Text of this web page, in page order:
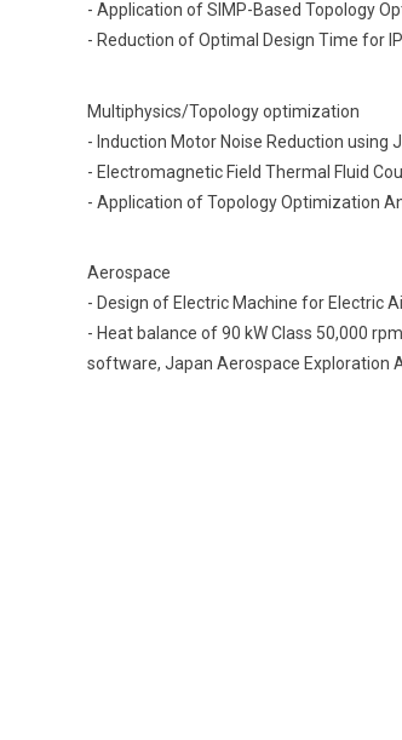
- Application of SIMP-Based Topology
- Reduction of Optimal Design Time for
Multiphysics/Topology optimization
- Induction Motor Noise Reduction using
- Electromagnetic Field Thermal Fluid
- Application of Topology Optimization
Aerospace
- Design of Electric Machine for Electric
- Heat balance of 90 kW Class 50,000
software, Japan Aerospace Exploration